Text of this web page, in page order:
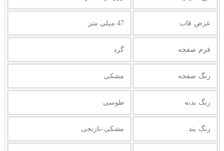
عرض قاب 47 میلی متر
فرم صفحه گرد
رنگ صفحه مشکی
رنگ بدنه طوسی
رنگ بند مشکی-نارنجی